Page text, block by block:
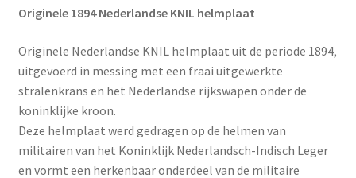
Originele 1894 Nederlandse KNIL helmplaat
Originele Nederlandse KNIL helmplaat uit de periode 1894,
uitgevoerd in messing met een fraai uitgewerkte
stralenkrans en het Nederlandse rijkswapen onder de
koninklijke kroon.
Deze helmplaat werd gedragen op de helmen van
militairen van het Koninklijk Nederlandsch-Indisch Leger
en vormt een herkenbaar onderdeel van de militaire